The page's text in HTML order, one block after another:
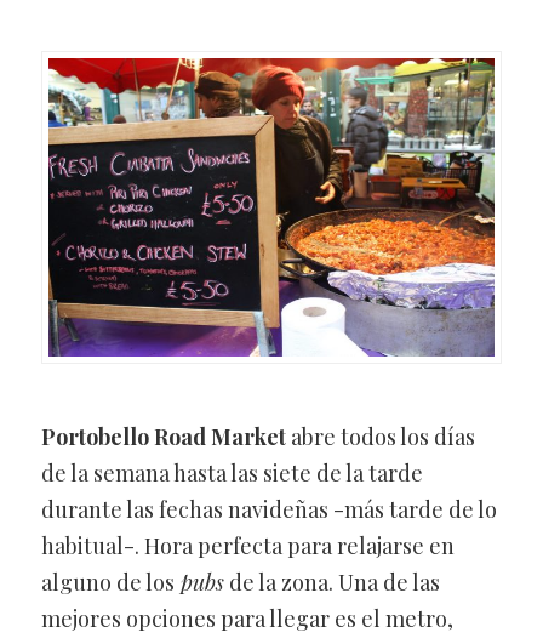
Portobello Road Marketabre todos los días
de la semana hasta las siete de la tarde
durante las fechas navideñas -más tarde de lo
habitual-. Hora perfecta para relajarse en
alguno de los pubsde la zona. Una de las
mejores opciones para llegar es el metro,